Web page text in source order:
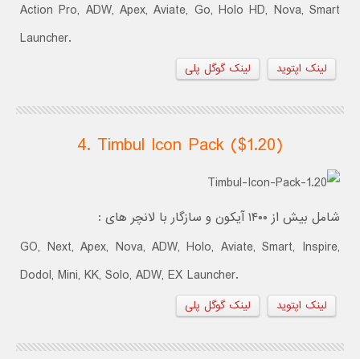
Action Pro, ADW, Apex, Aviate, Go, Holo HD, Nova, Smart
Launcher.
لینک گوگل پلی لینک اپتوید
4. Timbul Icon Pack ($1.20)
شامل بیش از ۱۴۰۰ آیکون و سازگار با لانچر های :
GO, Next, Apex, Nova, ADW, Holo, Aviate, Smart, Inspire,
Dodol, Mini, KK, Solo, ADW, EX Launcher.
لینک گوگل پلی لینک اپتوید